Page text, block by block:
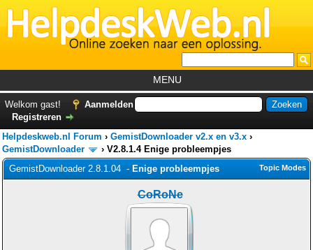
MENU
Foutcodes
Helpdesks
GemistDownloader
Forum
Welkom gast!
Aanmelden
Registreren
Helpdeskweb.nl Forum › GemistDownloader v2.x en v3.x ›
GemistDownloader
› V2.8.1.4 Enige probleempjes
Topic Modes
GemistDownloader 2.8.1.04 - Enige probleempjes
CoRoNe